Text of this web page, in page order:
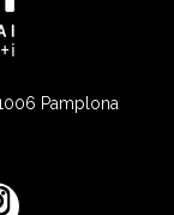
Pamplona